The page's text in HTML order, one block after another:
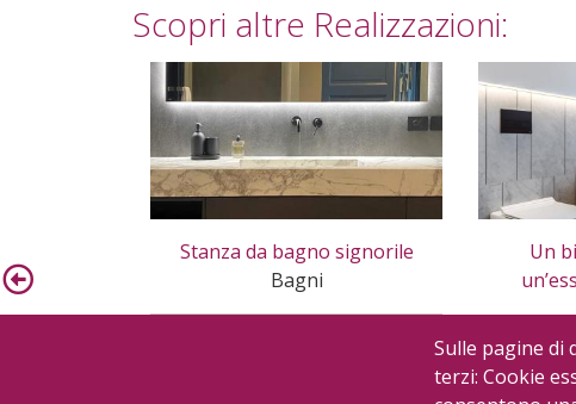
Scopri altre Realizzazioni:
Stanza da bagno signorile
Bagni
Un
Sulle pagine di
terzi: Cookie